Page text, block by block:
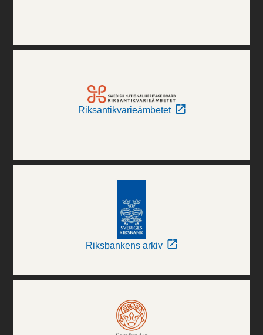
Riksantikvarieämbetet
Riksbankens arkiv